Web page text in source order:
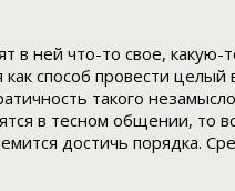
ней что-то свое,
способ провести
такого
в тесном общении,
достичь порядка.